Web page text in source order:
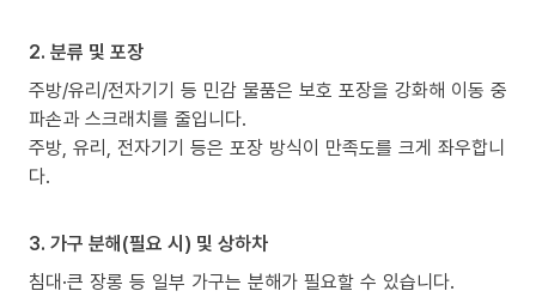
2. 분류 및 포장
주방/유리/전자기기 등 민감 물품은 보호 포장을 강화해 이동 중
파손과 스크래치를 줄입니다.
주방, 유리, 전자기기 등은 포장 방식이 만족도를 크게 좌우합니
다.
3. 가구 분해(필요 시) 및 상하차
침대·큰 장롱 등 일부 가구는 분해가 필요할 수 있습니다.